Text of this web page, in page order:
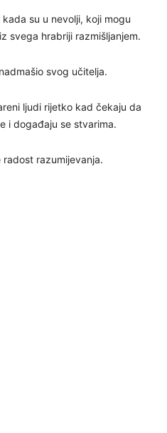
su u nevolji, koji mogu
svega hrabriji razmišljanjem.
svog učitelja.
ljudi rijetko kad čekaju da
i događaju se stvarima.
razumijevanja.